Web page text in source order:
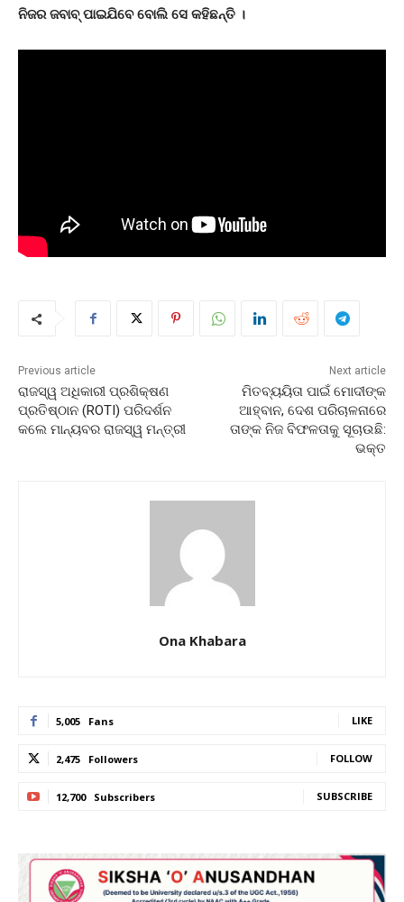
ନିଜର ଜବାବ୍ ପାଇଯିବେ ବୋଲି ସେ କହିଛନ୍ତି ।
Previous article
ରାଜସ୍ୱ ଅଧିକାରୀ ପ୍ରଶିକ୍ଷଣ
ପ୍ରତିଷ୍ଠାନ (ROTI) ପରିଦର୍ଶନ
କଲେ ମାନ୍ୟବର ରାଜସ୍ୱ ମନ୍ତ୍ରୀ
Next article
ମିତବ୍ୟୟିତା ପାଇଁ ମୋଦୀଙ୍କ
ଆହ୍ବାନ, ଦେଶ ପରିଚାଳନାରେ
ତାଙ୍କ ନିଜ ବିଫଳତାକୁ ସୂଚାଉଛି:
ଭକ୍ତ
Ona Khabara
5,005 Fans LIKE
2,475 Followers FOLLOW
12,700 Subscribers SUBSCRIBE